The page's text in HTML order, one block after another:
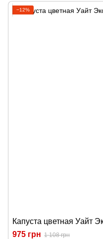
−12%
Капуста цветная Уайт
975 грн 1 108 грн